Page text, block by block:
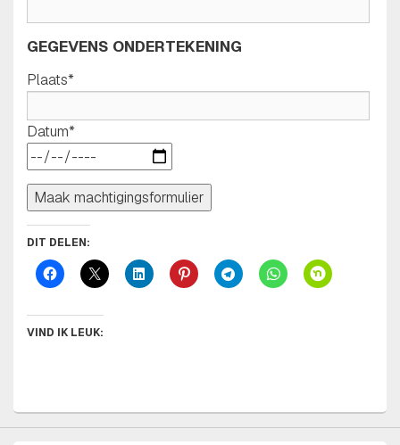
GEGEVENS ONDERTEKENING
Plaats*
Datum*
DIT DELEN:
VIND IK LEUK: